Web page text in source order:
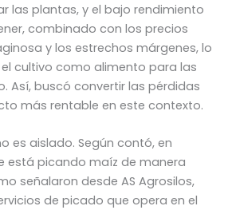
las plantas, y el bajo rendimiento
combinado con los precios
y los estrechos márgenes, lo
cultivo como alimento para las
Así, buscó convertir las pérdidas
más rentable en este contexto.
es aislado. Según contó, en
está picando maíz de manera
señalaron desde AS Agrosilos,
de picado que opera en el